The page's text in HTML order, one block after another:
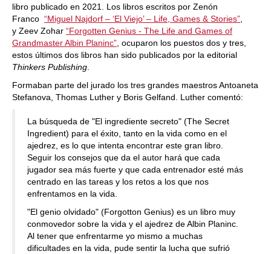
libro publicado en 2021. Los libros escritos por Zenón
Franco “Miguel Najdorf – ‘El Viejo’ – Life, Games & Stories”
y Zeev Zohar “Forgotten Genius - The Life and Games of
Grandmaster Albin Planinc” , ocuparon los puestos dos y tres,
estos últimos dos libros han sido publicados por la editorial
Thinkers Publishing
Formaban parte del jurado los tres grandes maestros Antoaneta
Stefanova, Thomas Luther y Boris Gelfand. Luther comentó:
La búsqueda de "El ingrediente secreto" (The Secret
Ingredient) para el éxito, tanto en la vida como en el
ajedrez, es lo que intenta encontrar este gran libro.
Seguir los consejos que da el autor hará que cada
jugador sea más fuerte y que cada entrenador esté más
centrado en las tareas y los retos a los que nos
enfrentamos en la vida.
"El genio olvidado" (Forgotton Genius) es un libro muy
conmovedor sobre la vida y el ajedrez de Albin Planinc.
Al tener que enfrentarme yo mismo a muchas
dificultades en la vida, pude sentir la lucha que sufrió